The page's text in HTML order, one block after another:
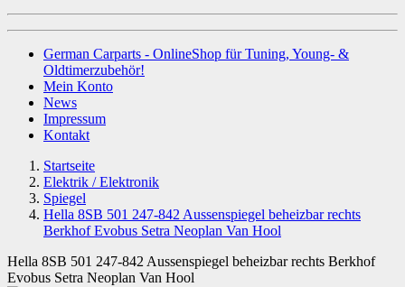
German Carparts - OnlineShop für Tuning, Young- &
Oldtimerzubehör!
Mein Konto
News
Impressum
Kontakt
Startseite
Elektrik / Elektronik
Spiegel
Hella 8SB 501 247-842 Aussenspiegel beheizbar rechts
Berkhof Evobus Setra Neoplan Van Hool
Hella 8SB 501 247-842 Aussenspiegel beheizbar rechts Berkhof
Evobus Setra Neoplan Van Hool